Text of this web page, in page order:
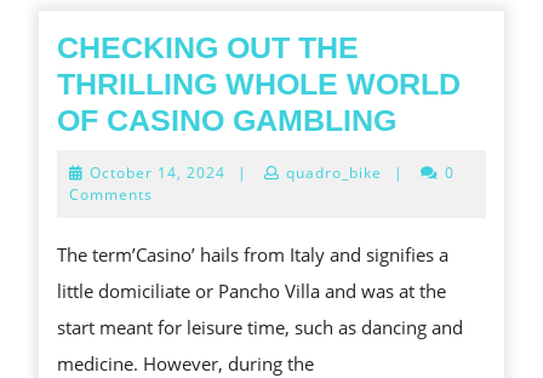
CHECKING OUT THE
THRILLING WHOLE WORLD
OF CASINO GAMBLING
THE
WHOLE
WORLD
OF
October 14, 2024 October
| quadro_bike |
0
Comments
The term’Casino’ hails from Italy and signifies a
little domiciliate or Pancho Villa and was at the
start meant for leisure time, such as dancing and
medicine. However, during the